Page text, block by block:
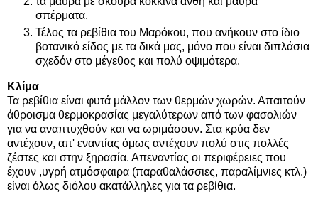
σπέρματα.
Τέλος τα ρεβίθια του Μαρόκου, που ανήκουν στο ίδιο
βοτανικό είδος με τα δικά μας, μόνο που είναι διπλάσια
σχεδόν στο μέγεθος και πολύ οψιμότερα.
Κλίμα
Τα ρεβίθια είναι φυτά μάλλον των θερμών χωρών. Απαιτούν
άθροισμα θερμοκρασίας μεγαλύτερων από των φασολιών
για να αναπτυχθούν και να ωριμάσουν. Στα κρύα δεν
αντέχουν, απ' εναντίας όμως αντέχουν πολύ στις πολλές
ζέστες και στην ξηρασία. Απεναντίας οι περιφέρειες που
έχουν ,υγρή ατμόσφαιρα (παραθαλάσσιες, παραλίμνιες κτλ.)
είναι όλως διόλου ακατάλληλες για τα ρεβίθια.